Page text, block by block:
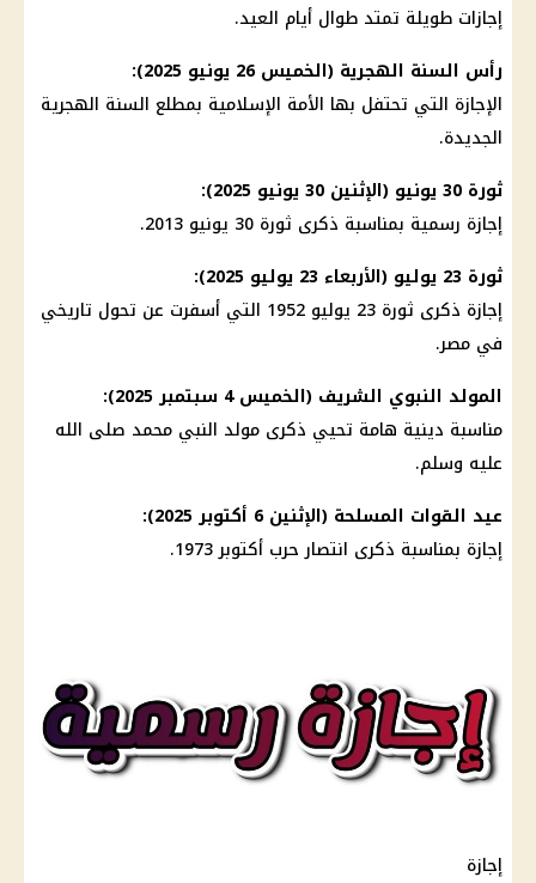
إجازات طويلة تمتد طوال أيام العيد.
رأس السنة الهجرية (الخميس 26 يونيو 2025):
الإجازة التي تحتفل بها الأمة الإسلامية بمطلع السنة الهجرية
الجديدة.
ثورة 30 يونيو (الإثنين 30 يونيو 2025):
إجازة رسمية بمناسبة ذكرى ثورة 30 يونيو 2013.
ثورة 23 يوليو (الأربعاء 23 يوليو 2025):
إجازة ذكرى ثورة 23 يوليو 1952 التي أسفرت عن تحول تاريخي
في مصر.
المولد النبوي الشريف (الخميس 4 سبتمبر 2025):
مناسبة دينية هامة تحيي ذكرى مولد النبي محمد صلى الله
عليه وسلم.
عيد القوات المسلحة (الإثنين 6 أكتوبر 2025):
إجازة بمناسبة ذكرى انتصار حرب أكتوبر 1973.
إجازة